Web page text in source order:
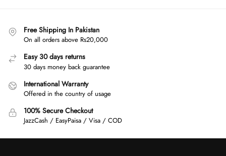
Free Shipping In Pakistan
On all orders above Rs20,000
Easy 30 days returns
30 days money back guarantee
International Warranty
Offered in the country of usage
100% Secure Checkout
JazzCash / EasyPaisa / Visa / COD